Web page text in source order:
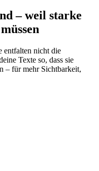
– weil starke
entfalten nicht die
Texte so, dass sie
– für mehr Sichtbarkeit,